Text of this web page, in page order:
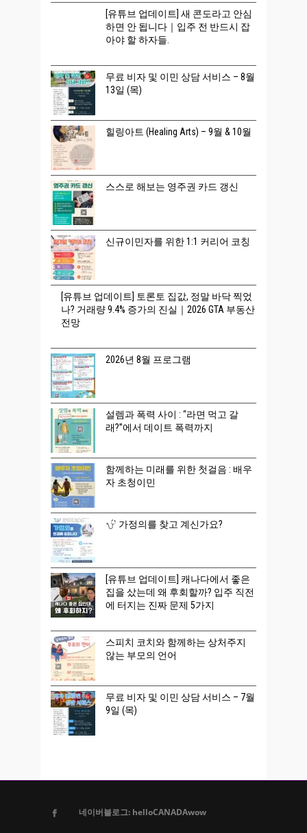
[유튜브 업데이트] 새 콘도라고 안심
하면 안 됩니다｜입주 전 반드시 잡
아야 할 하자들.
무료 비자 및 이민 상담 서비스 – 8월
13일 (목)
힐링아트 (Healing Arts) – 9월 & 10월
스스로 해보는 영주권 카드 갱신
신규이민자를 위한 1:1 커리어 코칭
[유튜브 업데이트] 토론토 집값, 정말 바닥 찍었
나? 거래량 9.4% 증가의 진실｜2026 GTA 부동산
전망
2026년 8월 프로그램
설렘과 폭력 사이 : “라면 먹고 갈
래?”에서 데이트 폭력까지
함께하는 미래를 위한 첫걸음 : 배우
자 초청이민
가정의를 찾고 계신가요?
[유튜브 업데이트] 캐나다에서 좋은
집을 샀는데 왜 후회할까? 입주 직전
에 터지는 진짜 문제 5가지
스피치 코치와 함께하는 상처주지
않는 부모의 언어
무료 비자 및 이민 상담 서비스 – 7월
9일 (목)
네이버블로그: helloCANADAwow